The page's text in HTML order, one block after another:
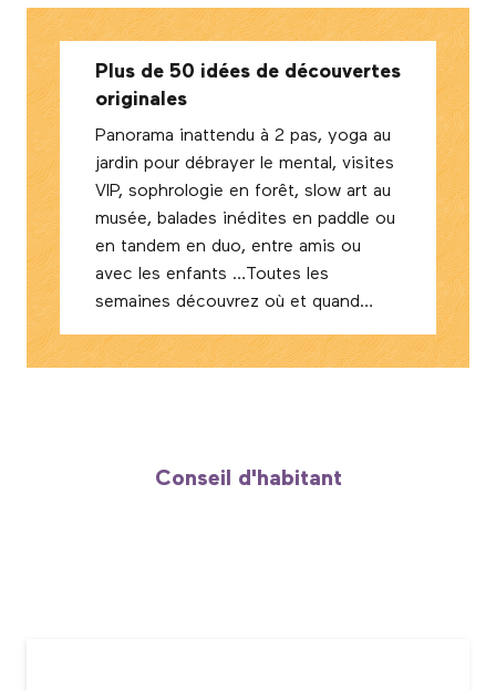
Plus de 50 idées de découvertes
originales
Panorama inattendu à 2 pas, yoga au
jardin pour débrayer le mental, visites
VIP, sophrologie en forêt, slow art au
musée, balades inédites en paddle ou
en tandem en duo, entre amis ou
avec les enfants …Toutes les
semaines découvrez où et quand
escapade dépaysante et
Conseil d'habitant